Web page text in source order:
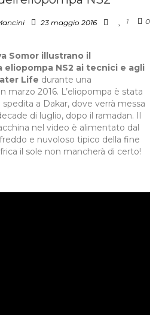
23 maggio 2016
0
1
Somor illustrano il
NS2 ai tecnici e agli
Life durante una
marzo 2016. L’eliopompa è stata
a Dakar, dove verrà messa
di luglio, dopo il ramadan. Il
nel video è alimentato dal
e nuvoloso tipico della fine
il sole non mancherà di certo!